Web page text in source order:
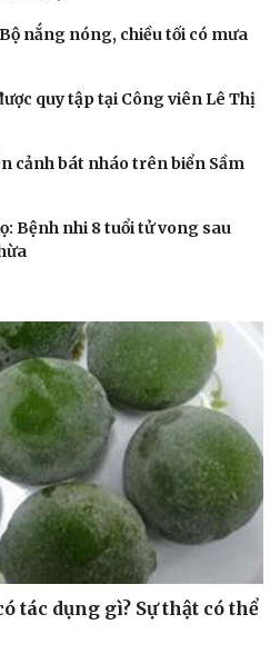
Thời trang
nắng nóng, chiều tối có mưa
quy tập tại Công viên Lê Thị
cảnh bát nháo trên biển Sầm
Bệnh nhi 8 tuổi tử vong sau
tác dụng gì? Sự thật có thể